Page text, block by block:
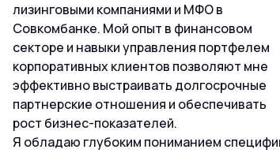
лизинговыми компаниями и МФО в
Совкомбанке. Мой опыт в финансовом
секторе и навыки управления портфелем
корпоративных клиентов позволяют мне
эффективно выстраивать долгосрочные
партнерские отношения и обеспечивать
рост бизнес-показателей.
Я обладаю глубоким пониманием